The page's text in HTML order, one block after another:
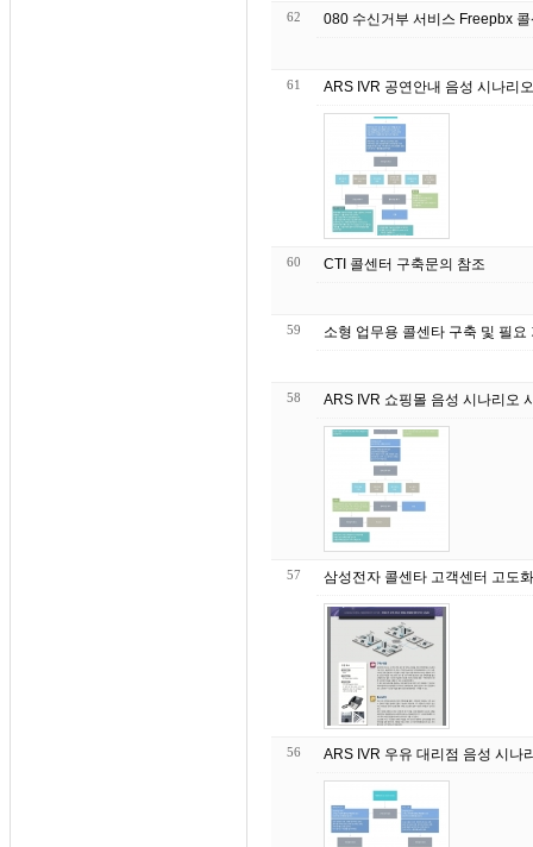
62 080 수신거부 서비스 Freepbx
61 ARS IVR 공연안내 음성 시나리
60 CTI 콜센터 구축문의 참조
59 소형 업무용 콜센타 구축 및 필요
58 ARS IVR 쇼핑몰 음성 시나리오
57 삼성전자 콜센타 고객센터 고도
56 ARS IVR 우유 대리점 음성 시나